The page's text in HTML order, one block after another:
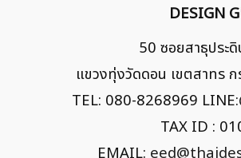
DESIGN
50 ซอยสาธุประ
แขวงทุ่งวัดดอน เขตสาทร
TEL: 080-8268969 LINE:
TAX ID :
EMAIL: